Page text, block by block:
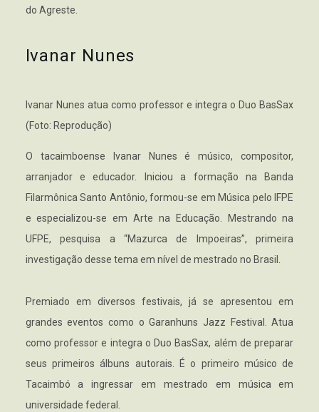
do Agreste.
Ivanar Nunes
Ivanar Nunes atua como professor e integra o Duo BasSax
(Foto: Reprodução)
O tacaimboense Ivanar Nunes é músico, compositor,
arranjador e educador. Iniciou a formação na Banda
Filarmônica Santo Antônio, formou-se em Música pelo IFPE
e especializou-se em Arte na Educação. Mestrando na
UFPE, pesquisa a “Mazurca de Impoeiras”, primeira
investigação desse tema em nível de mestrado no Brasil.
Premiado em diversos festivais, já se apresentou em
grandes eventos como o Garanhuns Jazz Festival. Atua
como professor e integra o Duo BasSax, além de preparar
seus primeiros álbuns autorais. É o primeiro músico de
Tacaimbó a ingressar em mestrado em música em
universidade federal.